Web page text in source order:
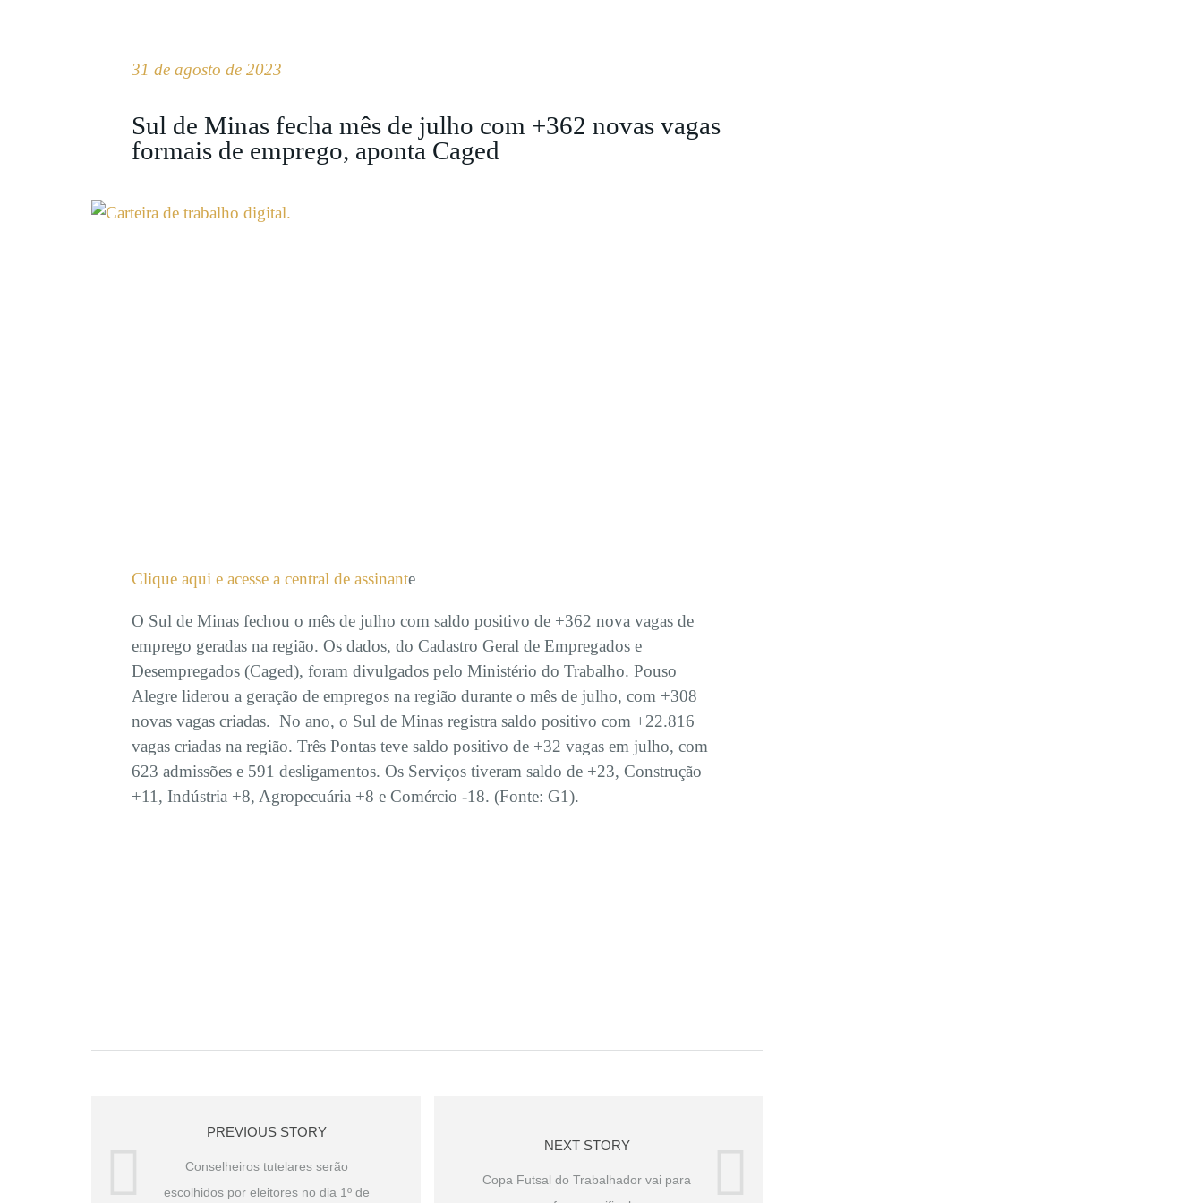
31 de agosto de 2023
Sul de Minas fecha mês de julho com +362 novas vagas
formais de emprego, aponta Caged
Clique aqui e acesse a central de assinante
O Sul de Minas fechou o mês de julho com saldo positivo de +362 nova vagas de
emprego geradas na região. Os dados, do Cadastro Geral de Empregados e
Desempregados (Caged), foram divulgados pelo Ministério do Trabalho. Pouso
Alegre liderou a geração de empregos na região durante o mês de julho, com +308
novas vagas criadas. No ano, o Sul de Minas registra saldo positivo com +22.816
vagas criadas na região. Três Pontas teve saldo positivo de +32 vagas em julho, com
623 admissões e 591 desligamentos. Os Serviços tiveram saldo de +23, Construção
+11, Indústria +8, Agropecuária +8 e Comércio -18. (Fonte: G1).
PREVIOUS STORY
Conselheiros tutelares serão
escolhidos por eleitores no dia 1º de
NEXT STORY
Copa Futsal do Trabalhador vai para